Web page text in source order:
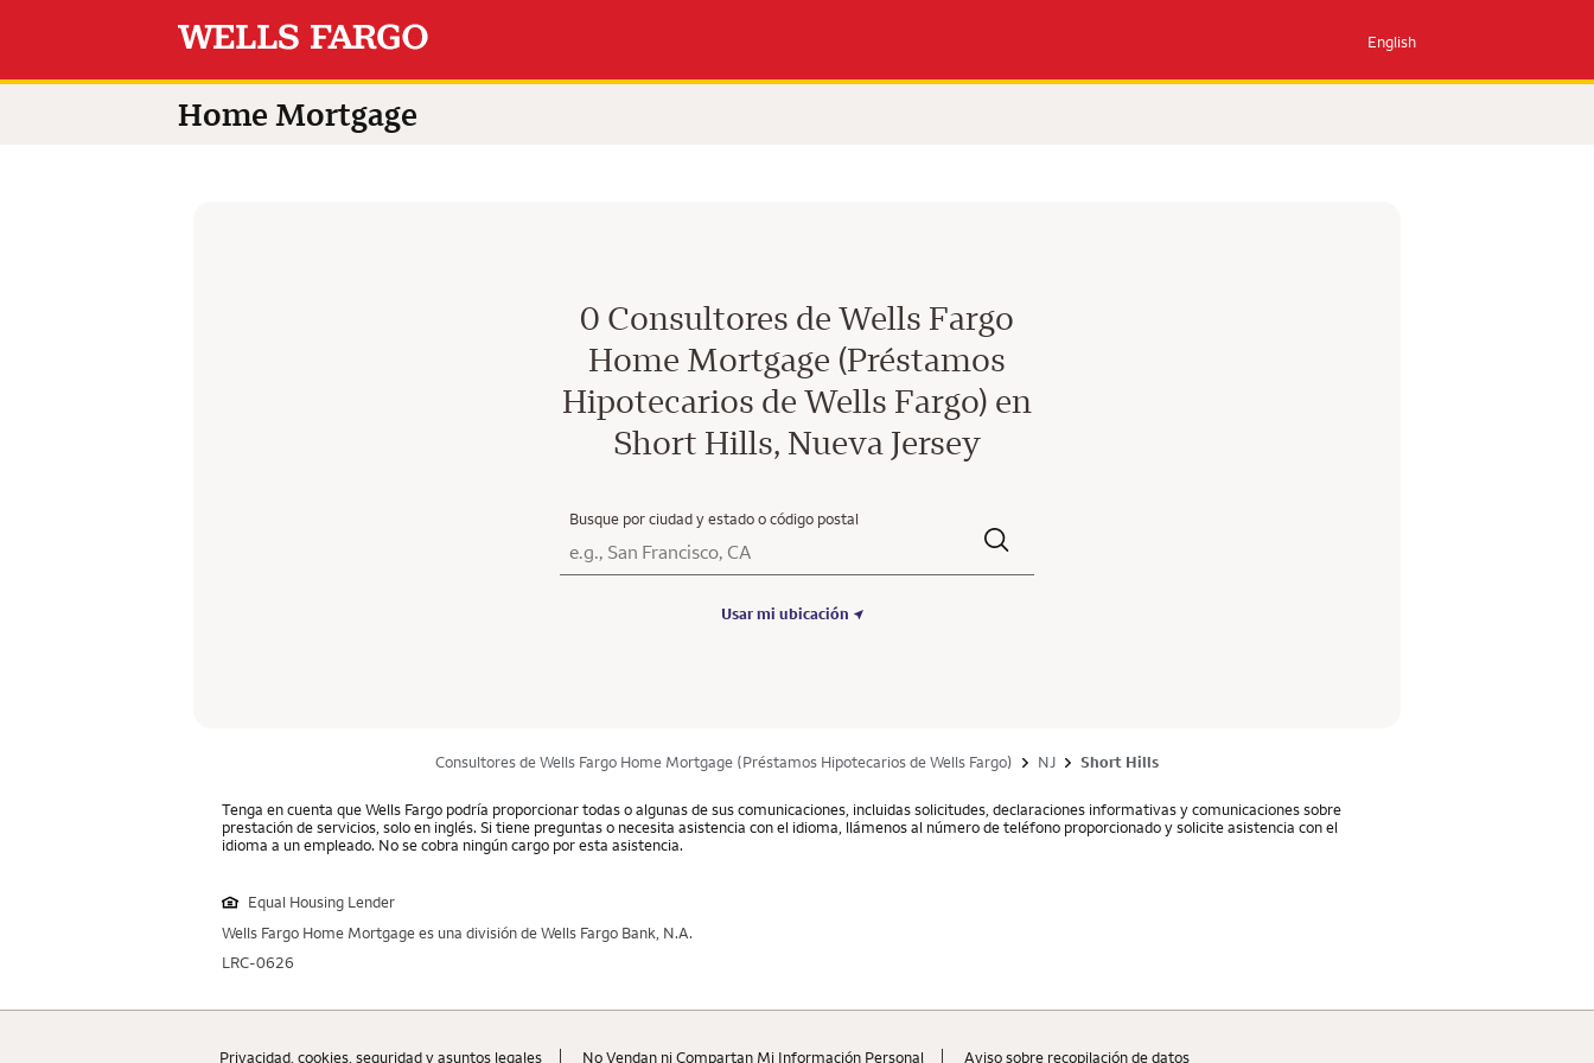
English
Home Mortgage
0 Consultores de Wells Fargo
Home Mortgage (Préstamos
Hipotecarios de Wells Fargo) en
Short Hills, Nueva Jersey
Busque por ciudad y estado o código postal
Ciudad, Estado/Provincia, Código postal o Ciudad y País
Submit a search.
Usar mi ubicación
Consultores de Wells Fargo Home Mortgage (Préstamos Hipotecarios de Wells Fargo) NJ Short Hills
Tenga en cuenta que Wells Fargo podría proporcionar todas o algunas de sus comunicaciones, incluidas solicitudes, declaraciones informativas y comunicaciones sobre
prestación de servicios, solo en inglés. Si tiene preguntas o necesita asistencia con el idioma, llámenos al número de teléfono proporcionado y solicite asistencia con el
idioma a un empleado. No se cobra ningún cargo por esta asistencia.
Equal Housing Lender
Wells Fargo Home Mortgage es una división de Wells Fargo Bank, N.A.
LRC-0626
Privacidad, cookies, seguridad y asuntos legales No Vendan ni Compartan Mi Información Personal Aviso sobre recopilaciؚón de datos